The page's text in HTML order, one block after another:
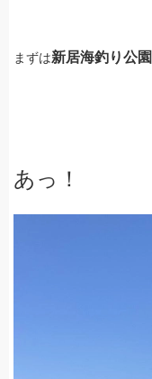
まずは新居海釣り公園
あっ！